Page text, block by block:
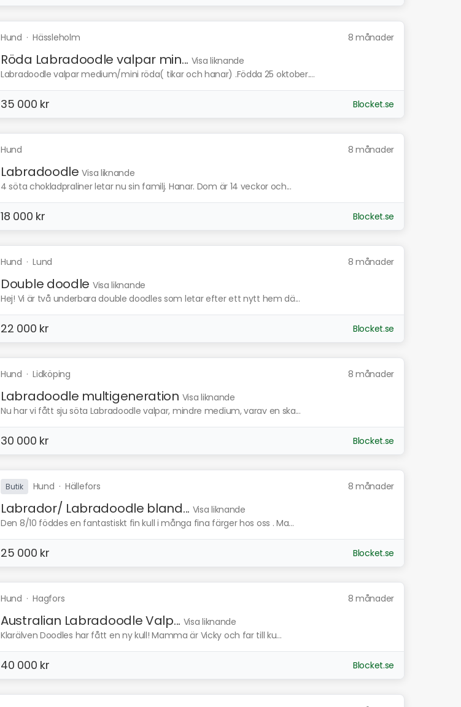
Hund ·Hässleholm 8 månader
Röda Labradoodle valpar min... Visa liknande
Labradoodle valpar medium/mini röda( tikar och hanar) .Födda 25 oktober....
35 000 kr Blocket.se
Hund 8 månader
Labradoodle Visa liknande
4 söta chokladpraliner letar nu sin familj. Hanar. Dom är 14 veckor och...
18 000 kr Blocket.se
Hund ·Lund 8 månader
Double doodle Visa liknande
Hej! Vi är två underbara double doodles som letar efter ett nytt hem dä...
22 000 kr Blocket.se
Hund ·Lidköping 8 månader
Labradoodle multigeneration Visa liknande
Nu har vi fått sju söta Labradoodle valpar, mindre medium, varav en ska...
30 000 kr Blocket.se
Butik Hund ·Hällefors 8 månader
Labrador/ Labradoodle bland... Visa liknande
Den 8/10 föddes en fantastiskt fin kull i många fina färger hos oss . Ma...
25 000 kr Blocket.se
Hund ·Hagfors 8 månader
Australian Labradoodle Valp... Visa liknande
Klarälven Doodles har fått en ny kull! Mamma är Vicky och far till ku...
40 000 kr Blocket.se